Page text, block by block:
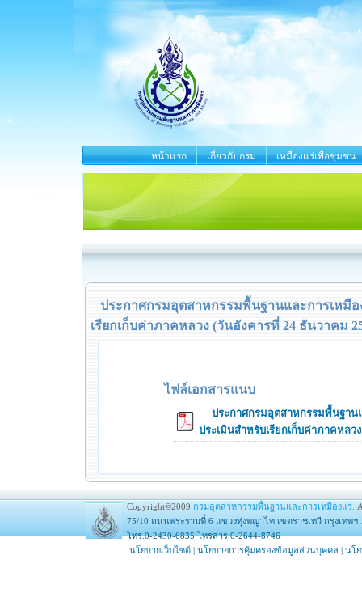
หน้าแรก เกี่ยวกับกรม เหมืองแร่เพื่อชุมชน
ประกาศกรมอุตสาหกรรมพื้นฐานและการเหมื
เรียกเก็บค่าภาคหลวง (วันอังคารที่ 24 ธันวาคม
ไฟล์เอกสารแนบ
ประกาศกรมอุตสาหกรรมพื้นฐาน
ประเมินสำหรับเรียกเก็บค่าภาคหลว
Copyright©2009 กรมอุตสาหกรรมพื้นฐานและการเหมืองแร่.
75/10 ถนนพระรามที่ 6 แขวงทุ่งพญาไท เขตราชเทวี กรุงเทพฯ
โทร.0-2430-6835 โทรสาร.0-2644-8746
นโยบายเว็บไซต์ | นโยบายการคุ้มครองข้อมูลส่วนบุคคล | นโ